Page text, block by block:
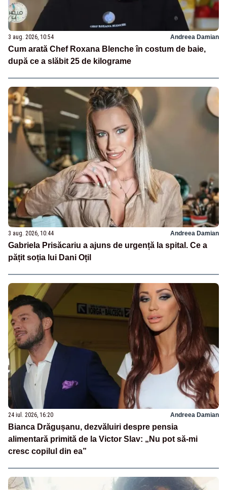
3 aug. 2026, 10:54 Andreea Damian
Cum arată Chef Roxana Blenche în costum de baie,
după ce a slăbit 25 de kilograme
3 aug. 2026, 10:44 Andreea Damian
Gabriela Prisăcariu a ajuns de urgență la spital. Ce a
pățit soția lui Dani Oțil
24 iul. 2026, 16:20 Andreea Damian
Bianca Drăgușanu, dezvăluiri despre pensia
alimentară primită de la Victor Slav: „Nu pot să-mi
cresc copilul din ea”